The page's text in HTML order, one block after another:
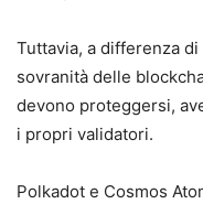
Tuttavia, a differenza
sovranità delle
devono proteggersi,
i propri validatori.
Polkadot e Cosmos